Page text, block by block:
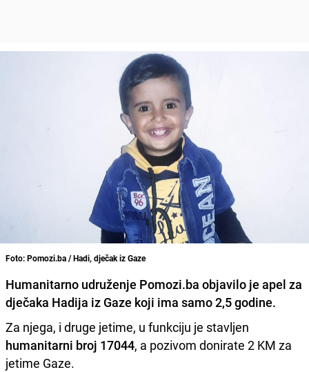
Foto: Pomozi.ba / Hadi, dječak iz Gaze
Humanitarno udruženje Pomozi.ba objavilo je apel za
dječaka Hadija iz Gaze koji ima samo 2,5 godine.
Za njega, i druge jetime, u funkciju je stavljen
humanitarni broj 17044, a pozivom donirate 2 KM za
jetime Gaze.